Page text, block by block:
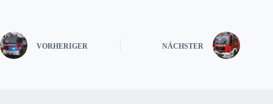
VORHERIGER NÄCHSTER